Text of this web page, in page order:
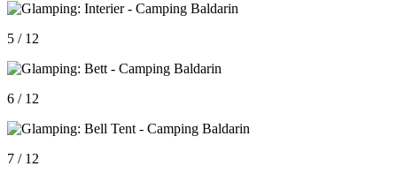
5 / 12
6 / 12
7 / 12